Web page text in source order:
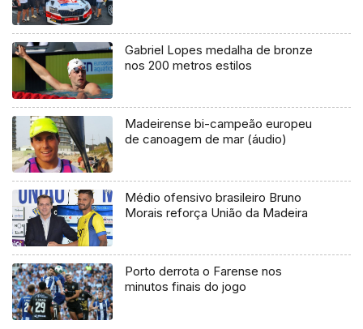
Gabriel Lopes medalha de bronze
nos 200 metros estilos
Madeirense bi-campeão europeu
de canoagem de mar (áudio)
Médio ofensivo brasileiro Bruno
Morais reforça União da Madeira
Porto derrota o Farense nos
minutos finais do jogo